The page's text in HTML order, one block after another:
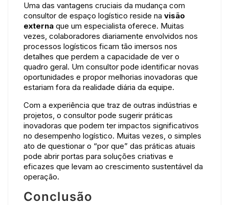
Uma das vantagens cruciais da mudança com
consultor de espaço logístico reside na visão
externa que um especialista oferece. Muitas
vezes, colaboradores diariamente envolvidos nos
processos logísticos ficam tão imersos nos
detalhes que perdem a capacidade de ver o
quadro geral. Um consultor pode identificar novas
oportunidades e propor melhorias inovadoras que
estariam fora da realidade diária da equipe.
Com a experiência que traz de outras indústrias e
projetos, o consultor pode sugerir práticas
inovadoras que podem ter impactos significativos
no desempenho logístico. Muitas vezes, o simples
ato de questionar o “por que” das práticas atuais
pode abrir portas para soluções criativas e
eficazes que levam ao crescimento sustentável da
operação.
Conclusão